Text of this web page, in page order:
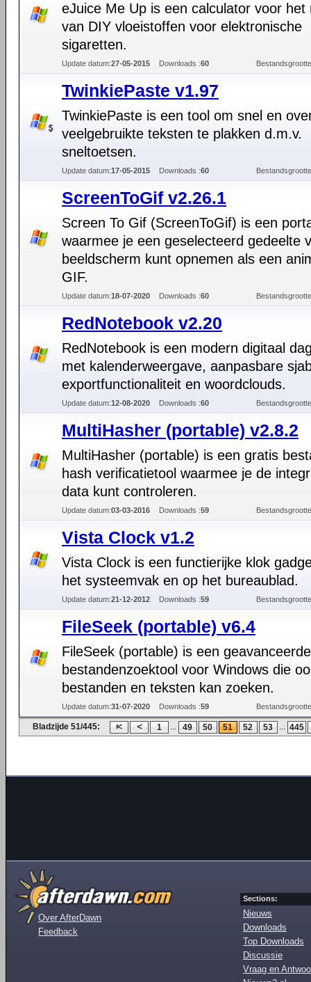
eJuice Me Up is een calculator voor het
van DIY vloeistoffen voor elektronische
sigaretten.
Update datum:27-05-2015 Downloads :60
TwinkiePaste v1.97
TwinkiePaste is een tool om snel en
veelgebruikte teksten te plakken d.m.v.
sneltoetsen.
Update datum:17-05-2015 Downloads :60
ScreenToGif v2.26.1
Screen To Gif (ScreenToGif) is een
waarmee je een geselecteerd gedeelte
beeldscherm kunt opnemen als een
GIF.
Update datum:18-07-2020 Downloads :60
RedNotebook v2.20
RedNotebook is een modern digitaal
met kalenderweergave, aanpasbare
exportfunctionaliteit en woordclouds.
Update datum:12-08-2020 Downloads :60
MultiHasher (portable) v2.8.2
MultiHasher (portable) is een gratis
hash verificatietool waarmee je de
data kunt controleren.
Update datum:03-03-2016 Downloads :59
Vista Clock v1.2
Vista Clock is een functierijke klok
het systeemvak en op het bureaublad.
Update datum:21-12-2012 Downloads :59
FileSeek (portable) v6.4
FileSeek (portable) is een geavanceerde
bestandenzoektool voor Windows die
bestanden en teksten kan zoeken.
Update datum:31-07-2020 Downloads :59
Bladzijde 51/445: 1 ... 49 50 51 52 53 ... 445
Over AfterDawn
Feedback
Sections:
Nieuws
Downloads
Top Downloads
Discussie
Vraag en